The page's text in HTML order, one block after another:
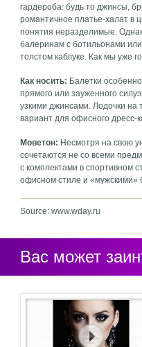
гардероба: будь то джинсы,
романтичное платье-халат в
понятия неразделимые.
балеринам с ботильонами
толстом каблуке. Как мы уже
Как носить: Балетки
прямого или зауженного
узкими джинсами. Лодочки на
вариант для офисного дресс-
Моветон: Несмотря на свою
сочетаются не со всеми
с комплектами в спортивном
офисном стиле и
Source: www.wday.ru
Вас может